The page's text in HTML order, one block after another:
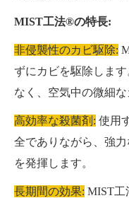
MIST工法®の特長:
非侵襲性のカビ駆除:
ずにカビを駆除しま
なく、空気中の微細
高効率な殺菌剤: 使用
全でありながら、強
を発揮します。
長期間の効果: MIST工